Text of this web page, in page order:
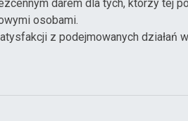
darem dla tych, którzy tej
osobami.
z podejmowanych działań